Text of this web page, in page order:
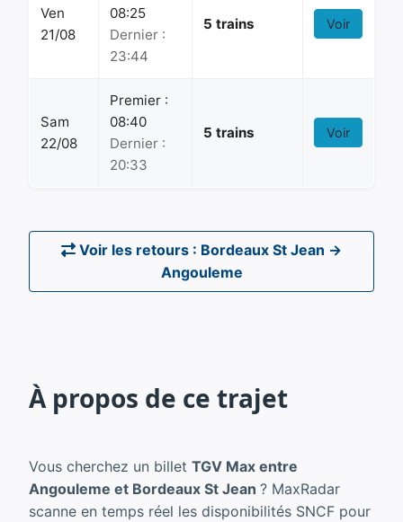
Ven
21/08
08:25
Dernier :
23:44
5 trains Voir
Sam
22/08
Premier :
08:40
Dernier :
20:33
5 trains Voir
Voir les retours : Bordeaux St Jean →
Angouleme
À propos de ce trajet
Vous cherchez un billet TGV Max entre
Angouleme et Bordeaux St Jean ? MaxRadar
scanne en temps réel les disponibilités SNCF pour